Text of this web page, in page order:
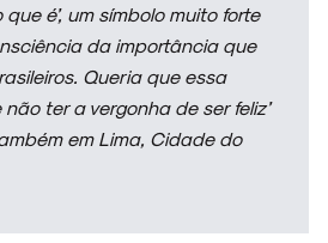
que é’, um símbolo muito forte
da importância que
Queria que essa
não ter a vergonha de ser feliz’
em Lima, Cidade do